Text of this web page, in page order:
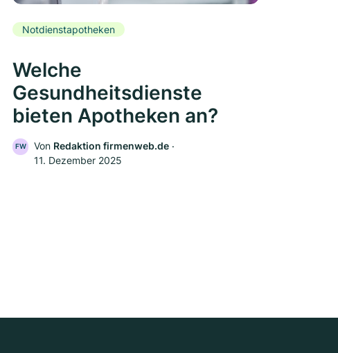
Notdienstapotheken
Welche
Gesundheitsdienste
bieten Apotheken an?
FW Von Redaktion firmenweb.de ‧
11. Dezember 2025